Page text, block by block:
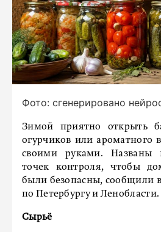
Фото: сгенерировано
Зимой приятно открыть
огурчиков или ароматного
своими руками. Названы
точек контроля, чтобы
были безопасны, сообщили
по Петербургу и Ленобласти.
Сырьё